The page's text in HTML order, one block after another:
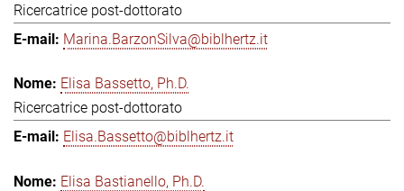
Ricercatrice post-dottorato
Marina.BarzonSilva@biblhertz.it
Elisa Bassetto, Ph.D.
Ricercatrice post-dottorato
Elisa.Bassetto@biblhertz.it
Elisa Bastianello, Ph.D.